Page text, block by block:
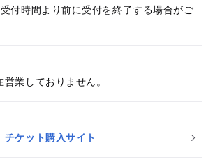
付時間より前に受付を終了する場合がご
業しておりません。
ケット購入サイト